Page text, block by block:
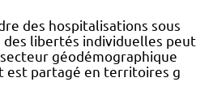
des hospitalisations sous
libertés individuelles peut
géodémographique
est partagé en territoires g